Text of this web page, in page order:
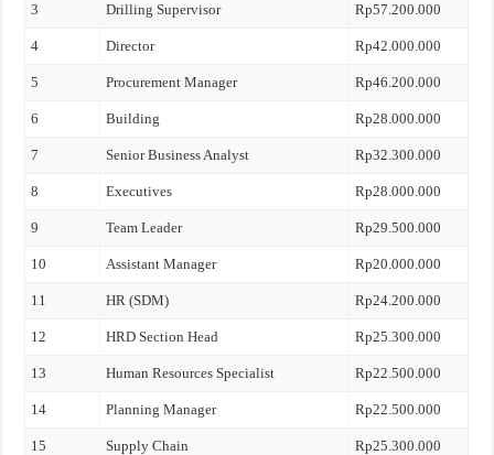
3 Drilling Supervisor Rp57.200.000
4 Director Rp42.000.000
5 Procurement Manager Rp46.200.000
6 Building Rp28.000.000
7 Senior Business Analyst Rp32.300.000
8 Executives Rp28.000.000
9 Team Leader Rp29.500.000
10 Assistant Manager Rp20.000.000
11 HR (SDM) Rp24.200.000
12 HRD Section Head Rp25.300.000
13 Human Resources Specialist Rp22.500.000
14 Planning Manager Rp22.500.000
15 Supply Chain Rp25.300.000